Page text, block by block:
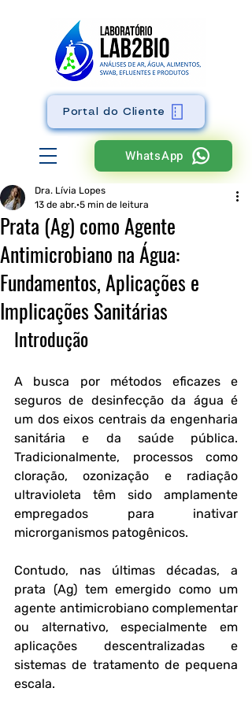
WhatsApp
Portal do Cliente
Prata (Ag) como Agente
Antimicrobiano na Água:
Fundamentos, Aplicações e
Implicações Sanitárias
Dra. Lívia Lopes
13 de abr. 5 min de leitura
Introdução
A busca por métodos eficazes e
seguros de desinfecção da água é
um dos eixos centrais da engenharia
sanitária e da saúde pública.
Tradicionalmente, processos como
cloração, ozonização e radiação
ultravioleta têm sido amplamente
empregados para inativar
microrganismos patogênicos.
Contudo, nas últimas décadas, a
prata (Ag) tem emergido como um
agente antimicrobiano complementar
ou alternativo, especialmente em
aplicações descentralizadas e
sistemas de tratamento de pequena
escala.